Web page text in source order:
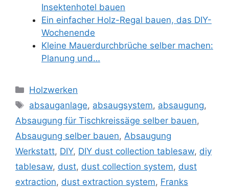
Insektenhotel bauen
Ein einfacher Holz-Regal bauen, das DIY-
Wochenende
Kleine Mauerdurchbrüche selber machen:
Planung und…
Kategorien
Holzwerken
Schlagwörter
absauganlage, absaugsystem, absaugung,
Absaugung für Tischkreissäge selber bauen,
Absaugung selber bauen, Absaugung
Werkstatt, DIY, DIY dust collection tablesaw, diy
tablesaw, dust, dust collection system, dust
extraction, dust extraction system, Franks